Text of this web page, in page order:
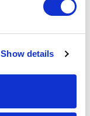
Show details